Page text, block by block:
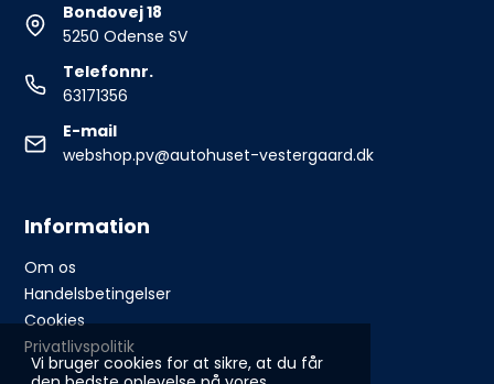
Vi bruger cookies for at sikre, at du får
Bondovej 18
5250 Odense SV
Telefonnr.
63171356
E-mail
webshop.pv@autohuset-vestergaard.dk
Information
Om os
Handelsbetingelser
Cookies
Privatlivspolitik